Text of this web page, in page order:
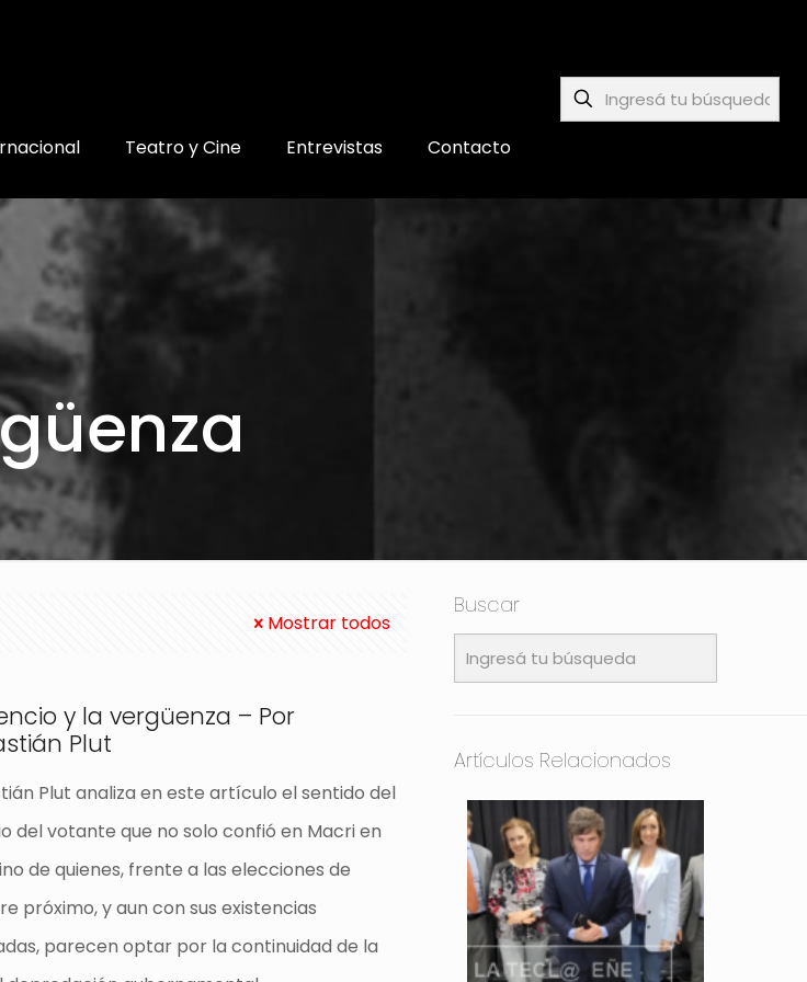
Teatro y Cine Entrevistas Contacto
Mostrar todos
y la vergüenza – Por
Plut
Plut analiza en este artículo el sentido del
del votante que no solo confió en Macri en
de quienes, frente a las elecciones de
próximo, y aun con sus existencias
parecen optar por la continuidad de la
Buscar
Artículos Relacionados